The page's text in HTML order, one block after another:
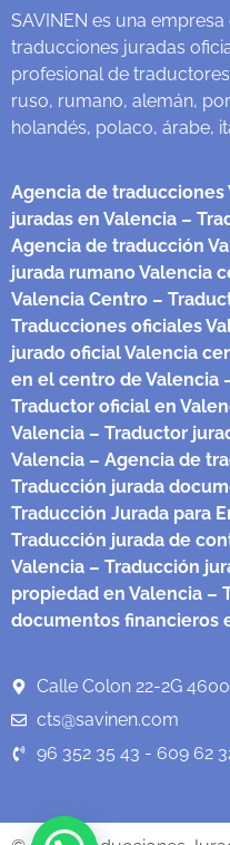
SAVINEN es una
traducciones juradas
profesional de
ruso, rumano, alemán,
holandés, polaco, árabe,
Agencia de traducciones
juradas en Valencia –
Agencia de traducción
jurada rumano Valencia
Valencia Centro –
Traducciones oficiales
jurado oficial Valencia
en el centro de Valencia
Traductor oficial en
Valencia – Traductor
Valencia – Agencia de
Traducción jurada
Traducción Jurada para
Traducción jurada de
Valencia – Traducción
propiedad en Valencia –
documentos financieros
Calle Colon 22-2G
cts@savinen.com
96 352 35 43 - 609 62